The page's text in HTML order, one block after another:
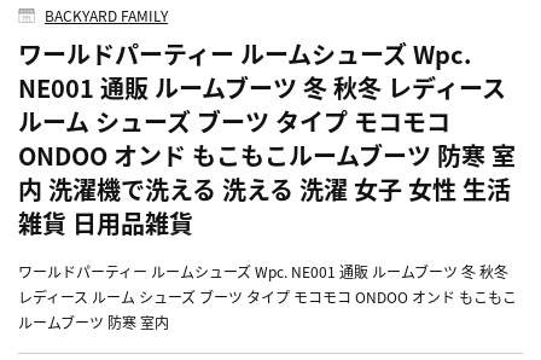
BACKYARD FAMILY
ワールドパーティー ルームシューズ Wpc.
NE001 通販 ルームブーツ 冬 秋冬 レディース
ルーム シューズ ブーツ タイプ モコモコ
ONDOO オンド もこもこルームブーツ 防寒 室
内 洗濯機で洗える 洗える 洗濯 女子 女性 生活
雑貨 日用品雑貨
ワールドパーティー ルームシューズ Wpc. NE001 通販 ルームブーツ 冬 秋冬
レディース ルーム シューズ ブーツ タイプ モコモコ ONDOO オンド もこもこ
ルームブーツ 防寒 室内